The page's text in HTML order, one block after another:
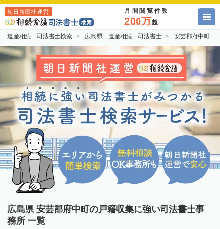
朝日新聞社運営 月間閲覧件数
200万超
遺産相続 司法書士検索 広島県 遺産相続 司法書士 安芸郡府中町
広島県 安芸郡府中町の戸籍収集に強い司法書士事
務所 一覧